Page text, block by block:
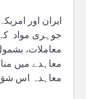
ایران اور
جوہری مواد
معاملات،
معاہدے میں
معاہدہ اس شق